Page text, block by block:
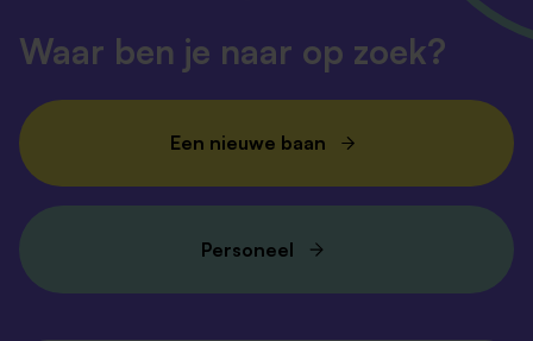
Waar ben je naar op zoek?
Een nieuwe baan
Personeel